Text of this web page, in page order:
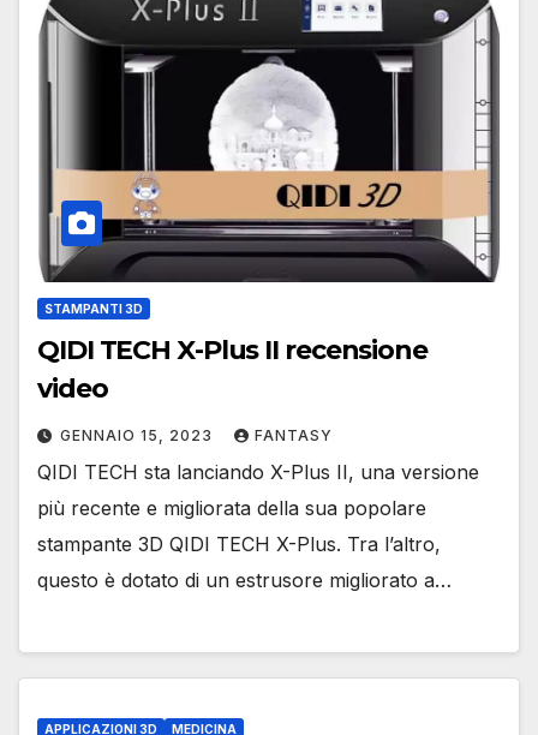
STAMPANTI 3D
QIDI TECH X-Plus II recensione
video
GENNAIO 15, 2023 FANTASY
QIDI TECH sta lanciando X-Plus II, una versione
più recente e migliorata della sua popolare
stampante 3D QIDI TECH X-Plus. Tra l’altro,
questo è dotato di un estrusore migliorato a…
APPLICAZIONI 3D MEDICINA